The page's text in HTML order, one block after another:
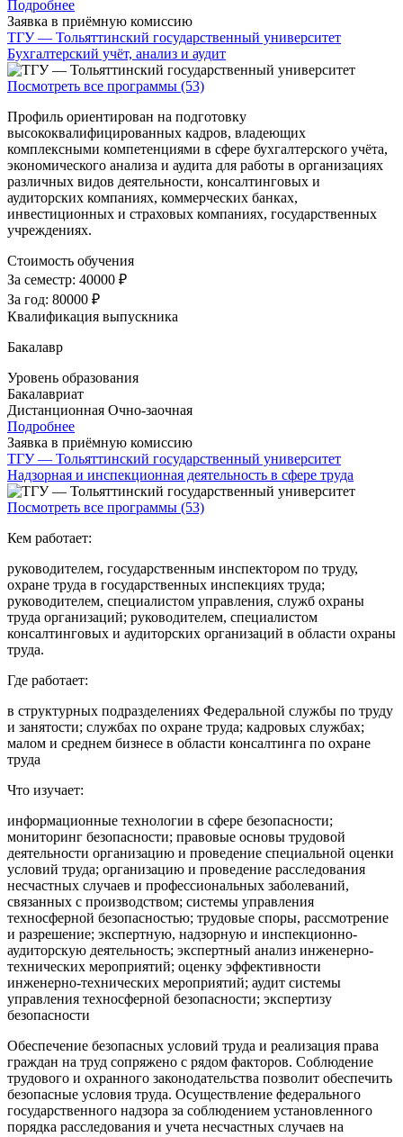
Подробнее
Заявка в приёмную комиссию
ТГУ — Тольяттинский государственный университет
Бухгалтерский учёт, анализ и аудит
Посмотреть все программы (53)
Профиль ориентирован на подготовку
высококвалифицированных кадров, владеющих
комплексными компетенциями в сфере бухгалтерского учёта,
экономического анализа и аудита для работы в организациях
различных видов деятельности, консалтинговых и
аудиторских компаниях, коммерческих банках,
инвестиционных и страховых компаниях, государственных
учреждениях.
Стоимость обучения
За семестр: 40000 ₽
За год: 80000 ₽
Квалификация выпускника
Бакалавр
Уровень образования
Бакалавриат
Дистанционная Очно-заочная
Подробнее
Заявка в приёмную комиссию
ТГУ — Тольяттинский государственный университет
Надзорная и инспекционная деятельность в сфере труда
Посмотреть все программы (53)
Кем работает:
руководителем, государственным инспектором по труду,
охране труда в государственных инспекциях труда;
руководителем, специалистом управления, служб охраны
труда организаций; руководителем, специалистом
консалтинговых и аудиторских организаций в области охраны
труда.
Где работает:
в структурных подразделениях Федеральной службы по труду
и занятости; службах по охране труда; кадровых службах;
малом и среднем бизнесе в области консалтинга по охране
труда
Что изучает:
информационные технологии в сфере безопасности;
мониторинг безопасности; правовые основы трудовой
деятельности организацию и проведение специальной оценки
условий труда; организацию и проведение расследования
несчастных случаев и профессиональных заболеваний,
связанных с производством; системы управления
техносферной безопасностью; трудовые споры, рассмотрение
и разрешение; экспертную, надзорную и инспекционно-
аудиторскую деятельность; экспертный анализ инженерно-
технических мероприятий; оценку эффективности
инженерно-технических мероприятий; аудит системы
управления техносферной безопасности; экспертизу
безопасности
Обеспечение безопасных условий труда и реализация права
граждан на труд сопряжено с рядом факторов. Соблюдение
трудового и охранного законодательства позволит обеспечить
безопасные условия труда. Осуществление федерального
государственного надзора за соблюдением установленного
порядка расследования и учета несчастных случаев на